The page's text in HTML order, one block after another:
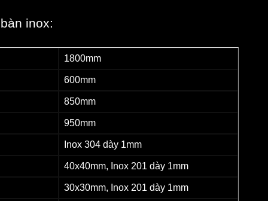
inox:
1800mm
600mm
850mm
950mm
Inox 304 dày 1mm
40x40mm, Inox 201 dày 1mm
30x30mm, Inox 201 dày 1mm